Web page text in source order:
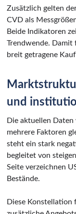
Zusätzlich gelten
CVD als
Beide Indikatoren
Trendwende. Damit
breit getragene
und
Die aktuellen
mehrere Faktoren
steht ein stark
begleitet von
Seite verzeichnen
Bestände.
Diese